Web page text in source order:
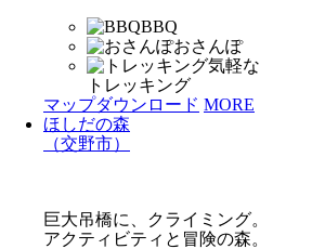
BBQ
おさんぽ
気軽な
トレッキング
マップダウンロード MORE
ほしだの森
（交野市）
巨大吊橋に、クライミング。
アクティビティと冒険の森。